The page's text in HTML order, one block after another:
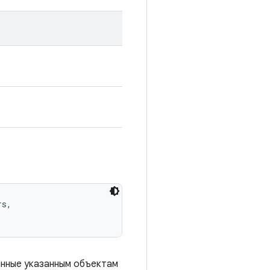
указанным объектам